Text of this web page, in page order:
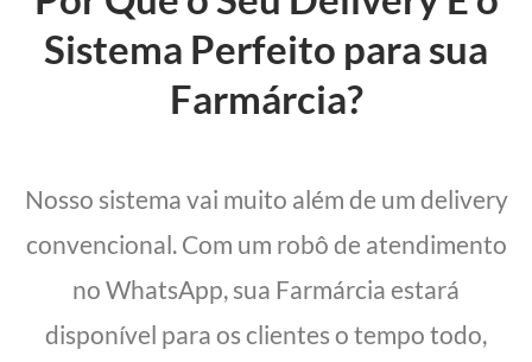
Sistema Perfeito para sua
Farmárcia?
Nosso sistema vai muito além de um delivery
convencional. Com um robô de atendimento
no WhatsApp, sua Farmárcia estará
disponível para os clientes o tempo todo,